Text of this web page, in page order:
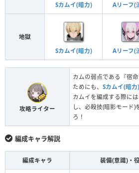
Sカムイ(暗力)
Aリーフ(
地獄
Sカムイ(暗力)
Aリーフ(
攻略ライター
カムの弱点である『宿
ためにも、 Sカムイ(暗力)
カムイを編成する際には
し、必殺技(暗影モード)
ろ！
編成キャラ解説
編成キャラ 装備(意識)・